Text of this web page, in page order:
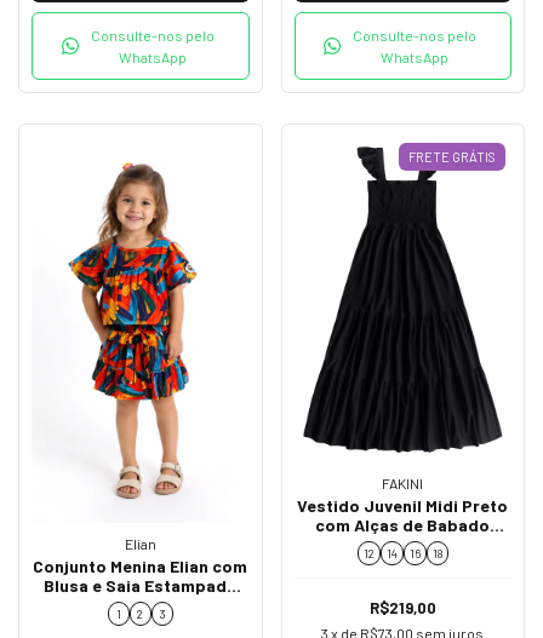
Consulte-nos pelo
WhatsApp
Consulte-nos pelo
WhatsApp
Elian
Conjunto Menina Elian com
Blusa e Saia Estampada
232375
1 2 3
FRETE GRÁTIS
FAKINI
Vestido Juvenil Midi Preto
com Alças de Babado
02841
12 14 16 18
R$219,00
3 x de R$73,00 sem juros